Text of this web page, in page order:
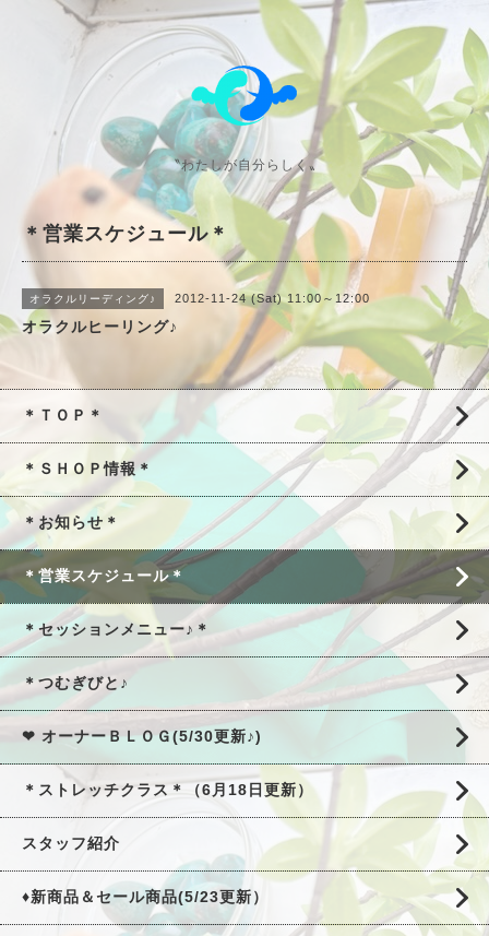
〝わたしが自分らしく〟
＊営業スケジュール＊
オラクルリーディング♪ 2012-11-24 (Sat) 11:00～12:00
オラクルヒーリング♪
＊ＴＯＰ＊
＊ＳＨＯＰ情報＊
＊お知らせ＊
＊営業スケジュール＊
＊セッションメニュー♪＊
＊つむぎびと♪
❤ オーナーＢＬＯＧ(5/30更新♪)
＊ストレッチクラス＊（6月18日更新）
スタッフ紹介
♦新商品＆セール商品(5/23更新）